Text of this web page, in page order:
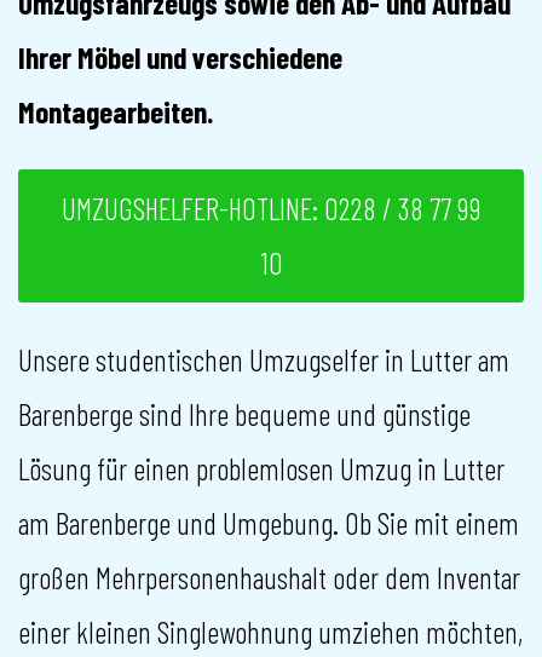
Ihrer Möbel und verschiedene
Montagearbeiten.
UMZUGSHELFER-HOTLINE: 0228 / 38 77 99
10
Unsere studentischen Umzugselfer in Lutter am
Barenberge sind Ihre bequeme und günstige
Lösung für einen problemlosen Umzug in Lutter
am Barenberge und Umgebung. Ob Sie mit einem
großen Mehrpersonenhaushalt oder dem Inventar
einer kleinen Singlewohnung umziehen möchten,